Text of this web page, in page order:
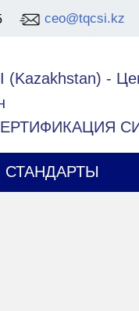
ceo@tqcsi.kz
(Kazakhstan) -
СТАНДАРТЫ